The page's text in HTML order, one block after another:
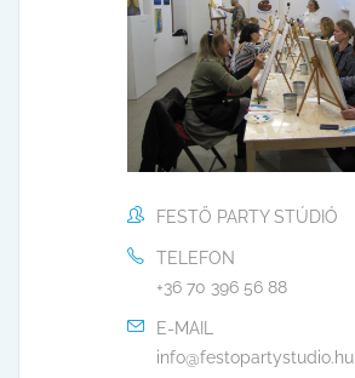
FESTŐ PARTY STÚDIÓ
TELEFON
+36 70 396 56 88
E-MAIL
info@festopartystudio.hu